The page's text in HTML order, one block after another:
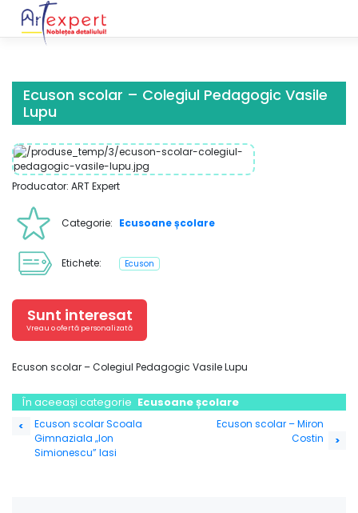
Ecuson scolar – Colegiul Pedagogic Vasile
Lupu
Producator: ART Expert
Categorie: Ecusoane școlare
Etichete: Ecuson
Sunt interesat
Vreau o ofertă personalizată
Ecuson scolar – Colegiul Pedagogic Vasile Lupu
În aceeași categorie Ecusoane școlare
Navigare
Ecuson scolar – Miron
Costin
>
<
Ecuson scolar Scoala
Gimnaziala „Ion
Simionescu” Iasi